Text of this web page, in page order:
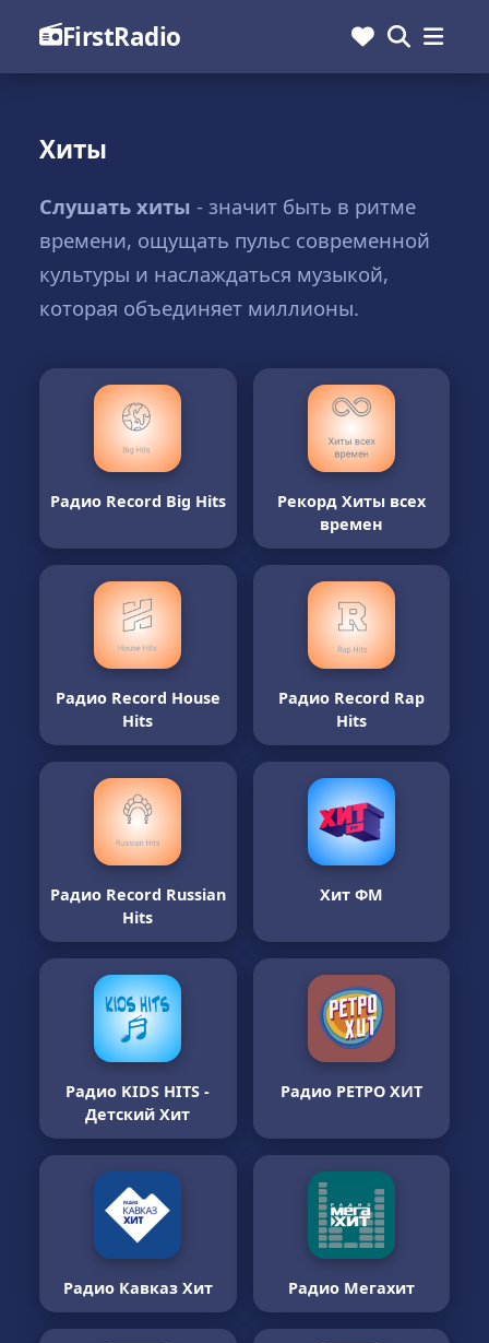
FirstRadio
Хиты
Слушать хиты - значит быть в ритме
времени, ощущать пульс современной
культуры и наслаждаться музыкой,
которая объединяет миллионы.
Радио Record Big Hits
Рекорд Хиты всех
времен
Радио Record House
Hits
Радио Record Rap
Hits
Радио Record Russian
Hits
Хит ФМ
Радио KIDS HITS -
Детский Хит
Радио РЕТРО ХИТ
Радио Кавказ Хит Радио Мегахит